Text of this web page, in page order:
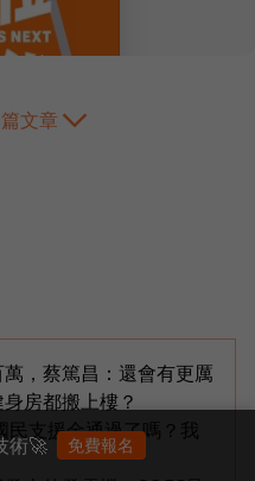
文章
，蔡篤昌：還會有更厲
房都搬上樓？
民支援金通過了嗎？我
術🚀 免費報名